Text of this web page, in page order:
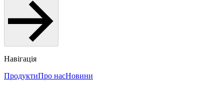
Навігація
ПродуктиПро насНовини